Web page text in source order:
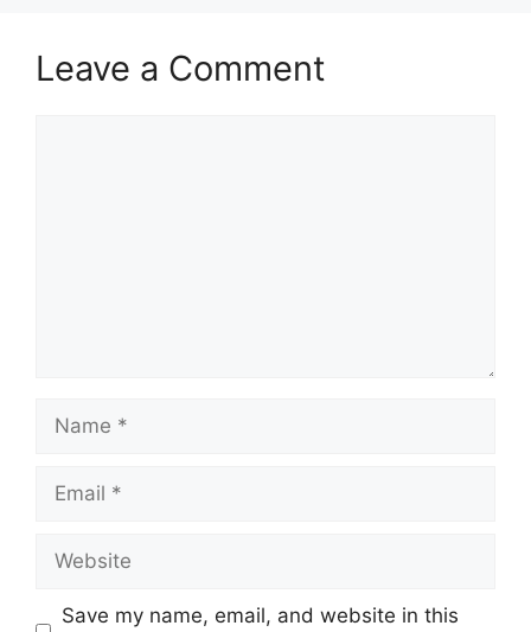
Leave a Comment
Name
Email
Website
Save my name, email, and website in this